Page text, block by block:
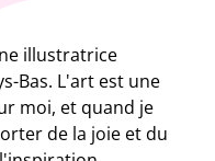
illustratrice
Bas. L'art est une
moi, et quand je
de la joie et du